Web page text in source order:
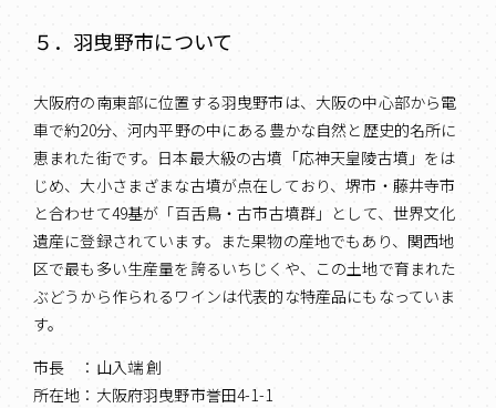
５．羽曳野市について
大阪府の南東部に位置する羽曳野市は、大阪の中心部から電
車で約20分、河内平野の中にある豊かな自然と歴史的名所に
恵まれた街です。日本最大級の古墳「応神天皇陵古墳」をは
じめ、大小さまざまな古墳が点在しており、堺市・藤井寺市
と合わせて49基が「百舌鳥・古市古墳群」として、世界文化
遺産に登録されています。また果物の産地でもあり、関西地
区で最も多い生産量を誇るいちじくや、この土地で育まれた
ぶどうから作られるワインは代表的な特産品にもなっていま
す。
市長 ：山入端 創
所在地：大阪府羽曳野市誉田4-1-1